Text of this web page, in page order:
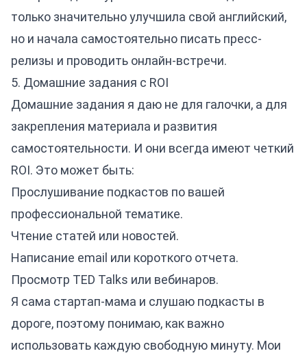
только значительно улучшила свой английский,
но и начала самостоятельно писать пресс-
релизы и проводить онлайн-встречи.
5. Домашние задания с ROI
Домашние задания я даю не для галочки, а для
закрепления материала и развития
самостоятельности. И они всегда имеют четкий
ROI. Это может быть:
Прослушивание подкастов по вашей
профессиональной тематике.
Чтение статей или новостей.
Написание email или короткого отчета.
Просмотр TED Talks или вебинаров.
Я сама стартап-мама и слушаю подкасты в
дороге, поэтому понимаю, как важно
использовать каждую свободную минуту. Мои